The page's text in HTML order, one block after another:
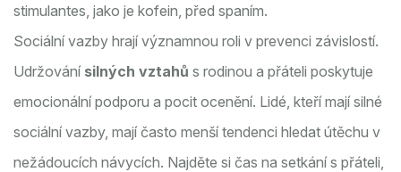
stimulantes, jako je kofein, před spaním.
Sociální vazby hrají významnou roli v prevenci závislostí.
Udržování silných vztahů s rodinou a přáteli poskytuje
emocionální podporu a pocit ocenění. Lidé, kteří mají silné
sociální vazby, mají často menší tendenci hledat útěchu v
nežádoucích návycích. Najděte si čas na setkání s přáteli,